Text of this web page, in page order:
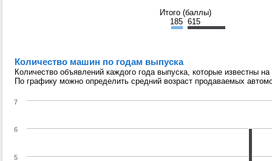
Итого (баллы)
185 615
Количество машин по годам выпуска
Количество объявлений каждого года выпуска, которые известны
По графику можно определить средний возраст продаваемых
5
6
7